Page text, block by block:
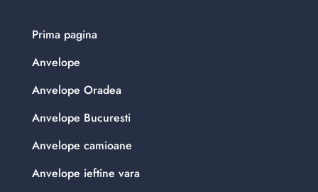
Prima pagina
Anvelope
Anvelope Oradea
Anvelope Bucuresti
Anvelope camioane
Anvelope ieftine vara